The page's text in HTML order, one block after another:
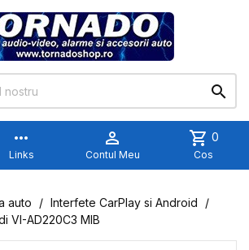

more_horiz
Links

Contul Meu
shopping_cart 0
Cos
auto
Interfete CarPlay si Android
VI-AD220C3 MIB